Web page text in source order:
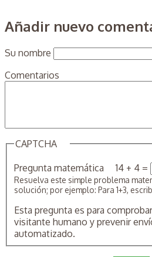
Añadir nuevo
Su nombre
Comentarios
CAPTCHA
Pregunta matemática 14 + 4 =
Resuelva este simple problema
solución; por ejemplo: Para 1+3,
Esta pregunta es para
visitante humano y prevenir
automatizado.